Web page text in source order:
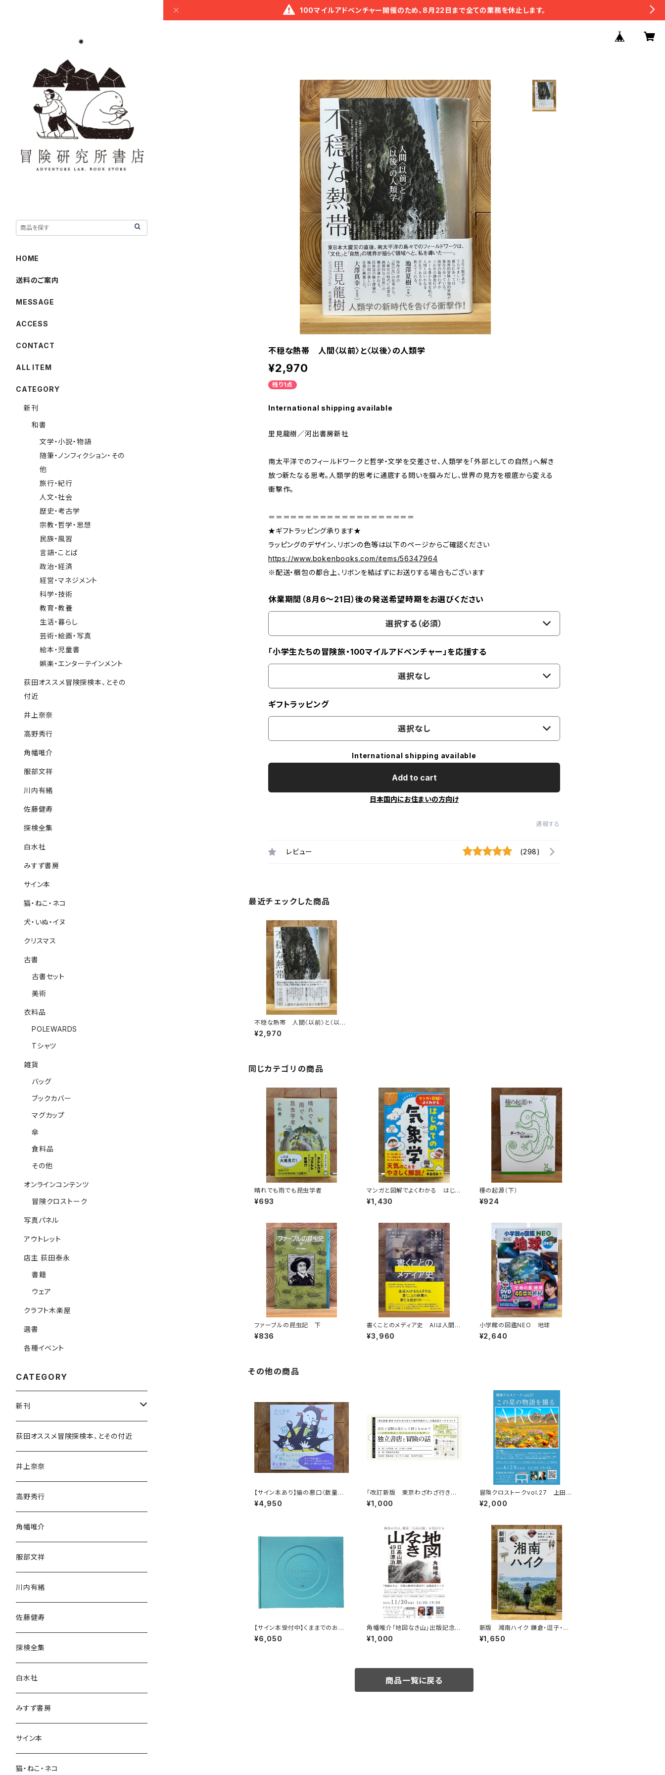
100マイルアドベンチャー開催のため、8月22日まで全ての業務を休止します。
不穏な熱帯 人間〈以前〉と〈以後〉の人類学
¥2,970
残り1点
International shipping available
里見龍樹／河出書房新社
南太平洋でのフィールドワークと哲学・文学を交差させ、人類学を「外部としての自然」へ解き
放つ新たなる思考。人類学的思考に通底する問いを掴みだし、世界の見方を根底から変える
衝撃作。
＝＝＝＝＝＝＝＝＝＝＝＝＝＝＝＝＝＝＝＝
★ギフトラッピング承ります★
ラッピングのデザイン、リボンの色等は以下のページからご確認ください
https://www.bokenbooks.com/items/56347964
※配送・梱包の都合上、リボンを結ばずにお送りする場合もございます
休業期間（8月6〜21日）後の発送希望時期をお選びください
選択する（必須）
「小学生たちの冒険旅・100マイルアドベンチャー」を応援する
選択なし
ギフトラッピング
選択なし
International shipping available
Add to cart
日本国内にお住まいの方向け
通報する
レビュー (298)
最近チェックした商品
不穏な熱帯 人間〈以前〉と〈以
後〉の人類学
¥2,970
同じカテゴリの商品
晴れでも雨でも昆虫学者
¥693
マンガと図解でよくわかる はじめ
ての気象学
¥1,430
種の起源（下）
¥924
ファーブルの昆虫記 下
¥836
書くことのメディア史 AIは人間の
言語能力に何をもたらすのか
¥3,960
小学館の図鑑NEO 地球
¥2,640
その他の商品
【サイン本あり】猫の悪口〈数量限
定・オリジナルトート付き〉
¥4,950
「改訂新版 東京わざわざ行きた
い街の本屋さん」出版記念トークイ
ベント録画視聴権
¥1,000
冒険クロストークvol.27 上田優
紀「この星の物語を撮る」録画視聴
権
¥2,000
【サイン本受付中】くままでのおさ
らい〈特装新版〉
¥6,050
角幡唯介「地図なき山」出版記念ト
ークイベント録画視聴権
¥1,000
新版 湘南ハイク 鎌倉・逗子・葉
山・横須賀・三浦の山と海歩き
¥1,650
商品一覧に戻る
HOME
送料のご案内
MESSAGE
ACCESS
CONTACT
ALL ITEM
CATEGORY
新刊
和書
文学・小説・物語
随筆・ノンフィクション・その
他
旅行・紀行
人文・社会
歴史・考古学
宗教・哲学・思想
民族・風習
言語・ことば
政治・経済
経営・マネジメント
科学・技術
教育・教養
生活・暮らし
芸術・絵画・写真
絵本・児童書
娯楽・エンターテインメント
荻田オススメ冒険探検本、とその
付近
井上奈奈
高野秀行
角幡唯介
服部文祥
川内有緒
佐藤健寿
探検全集
白水社
みすず書房
サイン本
猫・ねこ・ネコ
犬・いぬ・イヌ
クリスマス
古書
古書セット
美術
衣料品
POLEWARDS
Tシャツ
雑貨
バッグ
ブックカバー
マグカップ
傘
食料品
その他
オンラインコンテンツ
冒険クロストーク
写真パネル
アウトレット
店主 荻田泰永
書籍
ウェア
クラフト木楽屋
選書
各種イベント
CATEGORY
新刊
和書
文学・小説・物語
随筆・ノンフィクション・その他
民族・風習
言語・ことば
荻田オススメ冒険探検本、とその付近
井上奈奈
高野秀行
角幡唯介
服部文祥
川内有緒
佐藤健寿
探検全集
白水社
みすず書房
サイン本
猫・ねこ・ネコ